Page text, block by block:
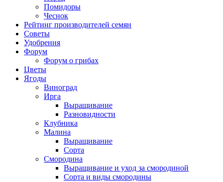
Помидоры
Чеснок
Рейтинг производителей семян
Советы
Удобрения
Форум
Форум о грибах
Цветы
Ягоды
Виноград
Ирга
Выращивание
Разновидности
Клубника
Малина
Выращивание
Сорта
Смородина
Выращивание и уход за смородиной
Сорта и виды смородины